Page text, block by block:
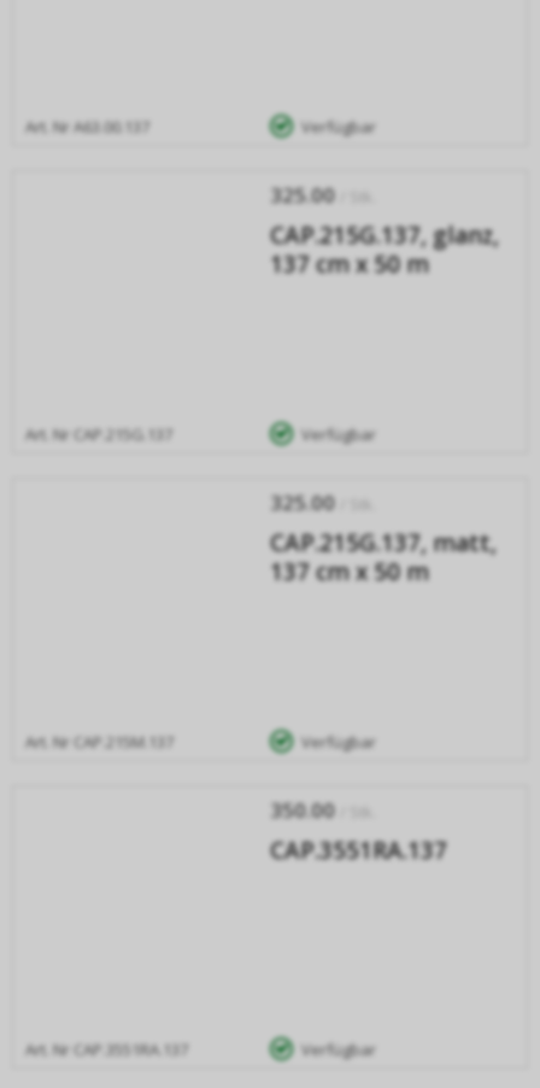
Art. Nr A63.00.137 Verfügbar
325.00
CAP.215G.137, glanz,
137 cm x 50 m
Art. Nr CAP.215G.137 Verfügbar
325.00
CAP.215G.137, matt,
137 cm x 50 m
Art. Nr CAP.215M.137 Verfügbar
350.00
CAP.3551RA.137
Art. Nr CAP.3551RA.137 Verfügbar